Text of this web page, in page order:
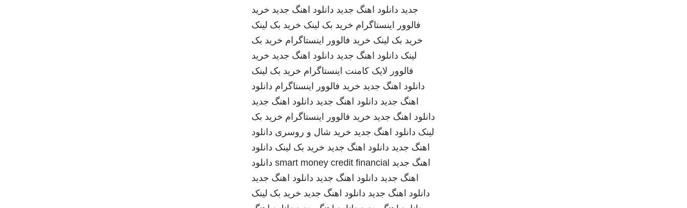
جدید دانلود اهنگ جدید دانلود اهنگ جدید خرید
فالوور اینستاگرام خرید بک لینک خرید بک لینک
خرید بک لینک خرید فالوور اینستاگرام خرید بک
لینک دانلود اهنگ جدید دانلود اهنگ جدید خرید
فالوور لایک کامنت اینستاگرام خرید بک لینک
دانلود اهنگ جدید خرید فالوور اینستاگرام دانلود
اهنگ جدید دانلود اهنگ جدید دانلود اهنگ جدید
دانلود اهنگ جدید خرید فالوور اینستاگرام خرید بک
لینک دانلود اهنگ جدید خرید شال و روسری دانلود
اهنگ جدید دانلود اهنگ جدید خرید بک لینک دانلود
اهنگ جدید smart money credit financial دانلود
اهنگ جدید دانلود اهنگ جدید دانلود اهنگ جدید
دانلود اهنگ جدید دانلود اهنگ جدید خرید بک لینک